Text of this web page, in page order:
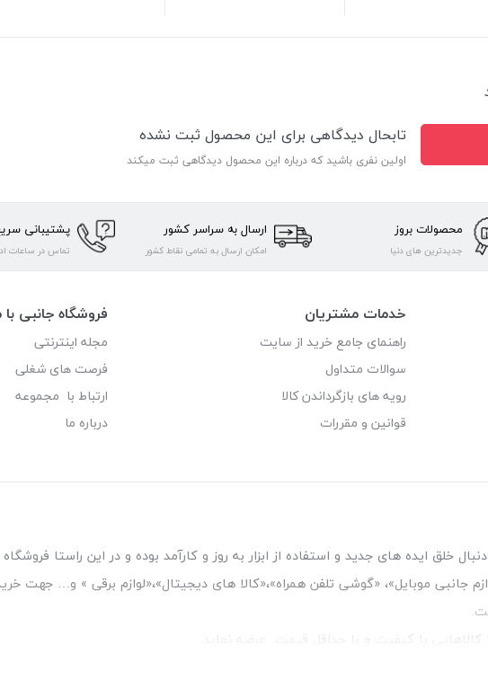
تابحال دیدگاهی برای این محصول ثبت نشده
اولین نفری باشید که درباره این محصول دیدگاهی ثبت میکند
محصولات بروز
جدیدترین های دنیا
ارسال به سراسر کشور
امکان ارسال به تمامی نقاط کشور
پشتیبانی
تماس در ساعات
خدمات مشتریان
راهنمای جامع خرید از سایت
سوالات متداول
رویه های بازگرداندن کالا
قوانین و مقررات
فروشگاه جانبی با
مجله اینترنتی
فرصت های شغلی
ارتباط با مجموعه
درباره ما
خلق ایده های جدید و استفاده از ابزار به روز و کارآمد بوده و در این راستا فروشگاه
جانبی موبایل»، «گوشی تلفن همراه»،«کالا های دیجیتال»،«لوازم برقی » و… جهت
با کیفیت و با حداقل قیمت عرضه نماید.